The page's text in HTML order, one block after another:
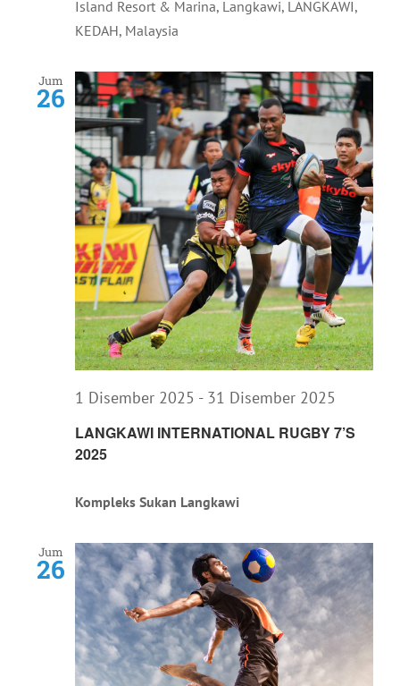
Island Resort & Marina, Langkawi, LANGKAWI,
KEDAH, Malaysia
Jum
26
LANGKAWI INTERNATIONAL RUGBY 7’S
2025
1 Disember 2025 - 31 Disember 2025
Kompleks Sukan Langkawi
Jum
26